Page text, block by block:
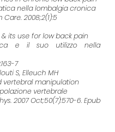
nella lombalgia cronica
2008;2(1):5
its use for low back pain
e il suo utilizzo nella
7
S, Elleuch MH
vertebral manipulation
vertebrale
2007 Oct;50(7):570-6. Epub